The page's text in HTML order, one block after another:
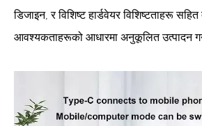
डिजाइन, र विशिष्ट हार्डवेयर विशिष्टताहरू सहित
आवश्यकताहरूको आधारमा अनुकूलित उत्पादन